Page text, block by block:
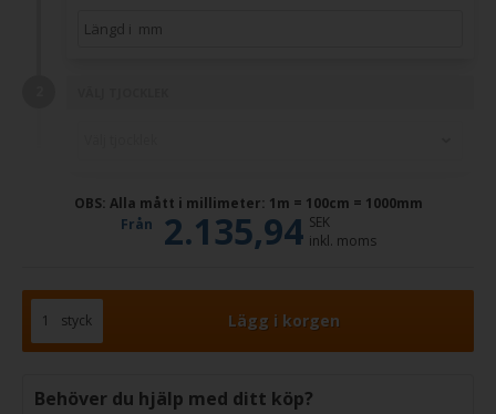
OBS: Alla mått i millimeter: 1m = 100cm = 1000mm
Från
2.135,94 SEK
inkl. moms
styck
Behöver du hjälp med ditt köp?